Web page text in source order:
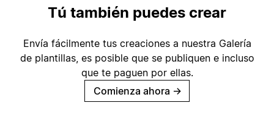
Tú también puedes crear
Envía fácilmente tus creaciones a nuestra Galería
de plantillas, es posible que se publiquen e incluso
que te paguen por ellas.
Comienza ahora →